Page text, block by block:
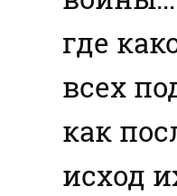
где
всех
как
исход